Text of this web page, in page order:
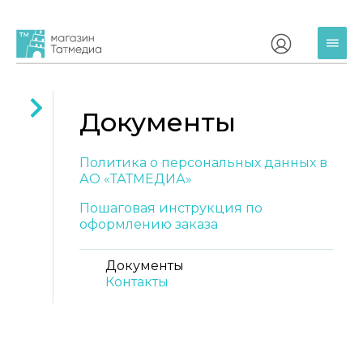
Документы
Политика о персональных данных в
АО «ТАТМЕДИА»
Пошаговая инструкция по
оформлению заказа
Документы
Контакты